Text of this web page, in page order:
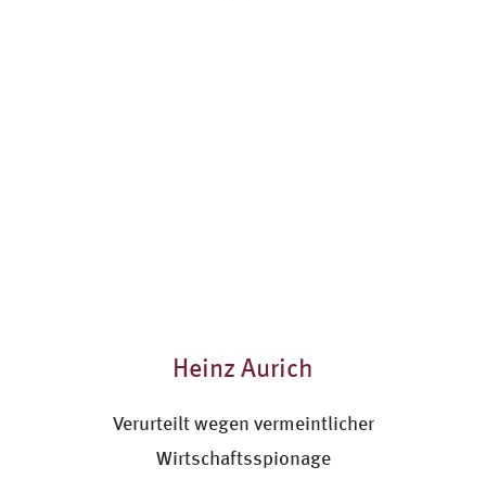
Heinz Aurich
Verurteilt wegen vermeintlicher
Wirtschaftsspionage